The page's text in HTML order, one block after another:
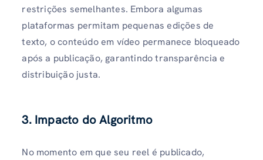
restrições semelhantes. Embora algumas
plataformas permitam pequenas edições de
texto, o conteúdo em vídeo permanece bloqueado
após a publicação, garantindo transparência e
distribuição justa.
3. Impacto do Algoritmo
No momento em que seu reel é publicado,